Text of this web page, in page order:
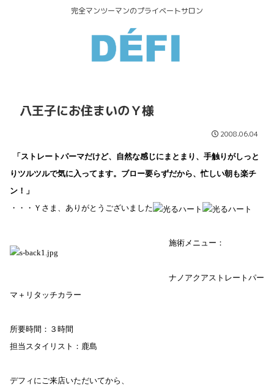
完全マンツーマンのプライベートサロン
八王子にお住まいのＹ様
2008.06.04
「ストレートパーマだけど、自然な感じにまとまり、手触りがしっと
りツルツルで気に入ってます。ブロー要らずだから、忙しい朝も楽チ
ン！」
・・・Ｙさま、ありがとうございました
施術メニュー ：
ナノアクアストレートパー
マ ＋リタッチカラー
所要時間：３時間
担当スタイリスト：鹿島
デフィにご来店いただいてから、